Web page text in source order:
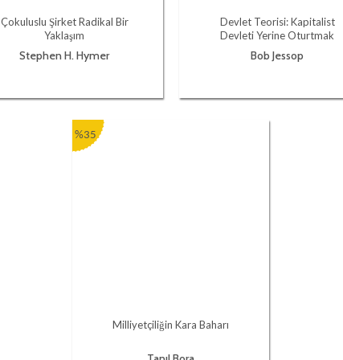
Çokuluslu Şirket Radikal Bir
Yaklaşım
Stephen H. Hymer
Devlet Teorisi: Kapitalist
Devleti Yerine Oturtmak
Bob Jessop
%35
Milliyetçiliğin Kara Baharı